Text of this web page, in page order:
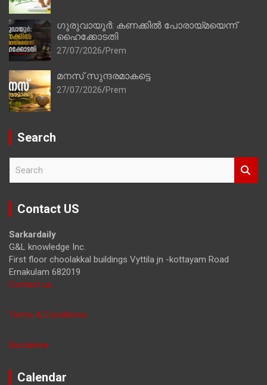
ഗുരുവായൂർ: കണക്കിൽ പോരായ്മയെന്ന്
ഹൈക്കോടതി
27/07/2026 Prem
മനസ് സുന്ദരമാകട്ടെ
27/07/2026 Prem
Search
r
Contact US
Sarkardaily
G&L knowledge Inc.
First floor choolakkal buildings Vyttila jn -kottayam Road
Ernakulam 682019
Contact us
Terms & Conditions
Disclaimer
Calendar